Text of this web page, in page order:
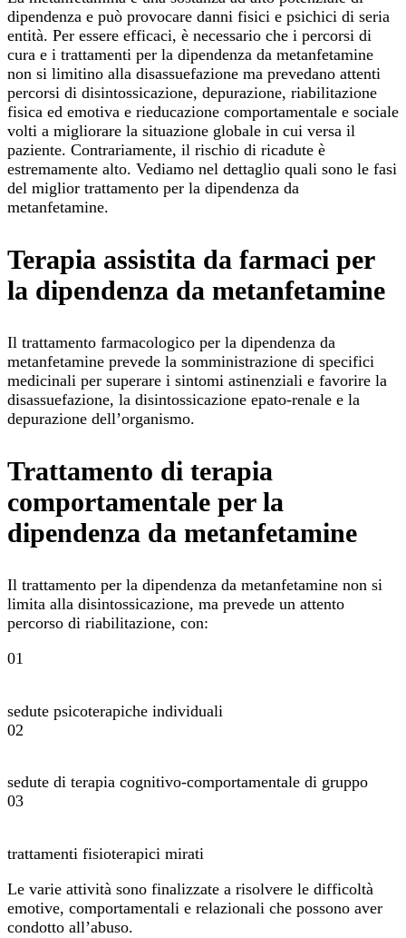
dipendenza e può provocare danni fisici e psichici di seria
entità. Per essere efficaci, è necessario che i percorsi di
cura e i trattamenti per la dipendenza da metanfetamine
non si limitino alla disassuefazione ma prevedano attenti
percorsi di disintossicazione, depurazione, riabilitazione
fisica ed emotiva e rieducazione comportamentale e sociale
volti a migliorare la situazione globale in cui versa il
paziente. Contrariamente, il rischio di ricadute è
estremamente alto. Vediamo nel dettaglio quali sono le fasi
del miglior trattamento per la dipendenza da
metanfetamine.
Terapia assistita da farmaci per
la dipendenza da metanfetamine
Il trattamento farmacologico per la dipendenza da
metanfetamine prevede la somministrazione di specifici
medicinali per superare i sintomi astinenziali e favorire la
disassuefazione, la disintossicazione epato-renale e la
depurazione dell’organismo.
Trattamento di terapia
comportamentale per la
dipendenza da metanfetamine
Il trattamento per la dipendenza da metanfetamine non si
limita alla disintossicazione, ma prevede un attento
percorso di riabilitazione, con:
01
sedute psicoterapiche individuali
02
sedute di terapia cognitivo-comportamentale di gruppo
03
trattamenti fisioterapici mirati
Le varie attività sono finalizzate a risolvere le difficoltà
emotive, comportamentali e relazionali che possono aver
condotto all’abuso.